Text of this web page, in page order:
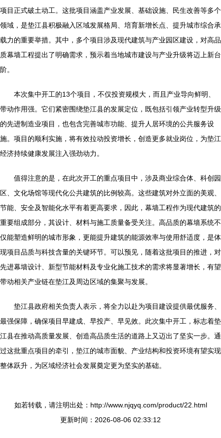
项目正式破土动工。这批项目涵盖产业发展、基础设施、民生改善等多个
领域，是垫江县积极融入区域发展格局、培育新增长点、提升城市综合承
载力的重要举措。其中，多个项目涉及现代建筑与产业园区建设，对高品
质幕墙工程提出了明确需求，预示着当地城市建设与产业升级将迈上新台
阶。
本次集中开工的13个项目，不仅投资规模大，而且产业导向鲜明、
带动作用强。它们紧密围绕垫江县的发展定位，既包括引领产业转型升级
的先进制造业项目，也包含完善城市功能、提升人居环境的公共服务设
施。项目的顺利实施，将有效拉动投资增长，创造更多就业岗位，为垫江
经济持续健康发展注入强劲动力。
值得注意的是，在此次开工的重点项目中，涉及商业综合体、科创园
区、文化场馆等现代化公共建筑的比例较高。这些建筑对外立面的美观、
节能、安全及智能化水平有着更高要求，因此，幕墙工程作为现代建筑的
重要组成部分，其设计、材料与施工质量备受关注。高品质的幕墙系统不
仅能塑造鲜明的城市形象，更能提升建筑的能源效率与使用舒适度，是体
现项目品质与科技含量的关键环节。可以预见，随着这批项目的推进，对
先进幕墙设计、新型节能材料及专业化施工技术的需求将显著增长，有望
带动相关产业链在垫江及周边区域的集聚与发展。
垫江县政府相关负责人表示，将全力以赴为项目建设提供最优服务、
最强保障，确保项目早建成、早投产、早见效。此次集中开工，标志着垫
江县在推动高质量发展、创造高品质生活的道路上又迈出了坚实一步。通
过这批重点项目的牵引，垫江的城市面貌、产业结构和投资环境有望实现
整体跃升，为区域经济社会发展奠定更为坚实的基础。
如若转载，请注明出处：http://www.njqyq.com/product/22.html
更新时间：2026-08-06 02:33:12